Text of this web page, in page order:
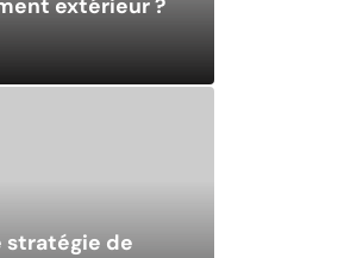
extérieur ?
stratégie de